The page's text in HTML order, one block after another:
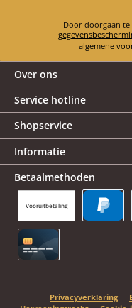
algemene
Over ons
Service hotline
Shopservice
Informatie
Betaalmethoden
Vooruitbetaling
Privacyverklaring